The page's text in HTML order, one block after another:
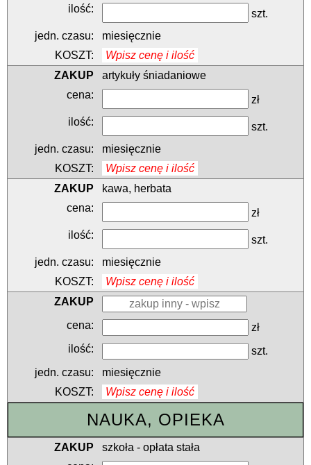
szt.
miesięcznie
Wpisz cenę i ilość
artykuły śniadaniowe
zł
szt.
miesięcznie
Wpisz cenę i ilość
kawa, herbata
zł
szt.
miesięcznie
Wpisz cenę i ilość
zł
szt.
miesięcznie
Wpisz cenę i ilość
NAUKA, OPIEKA
szkoła - opłata stała